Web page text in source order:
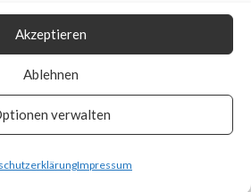
Akzeptieren
Ablehnen
verwalten
Impressum
Labs strongly
users to apply
as they are
and track vendor